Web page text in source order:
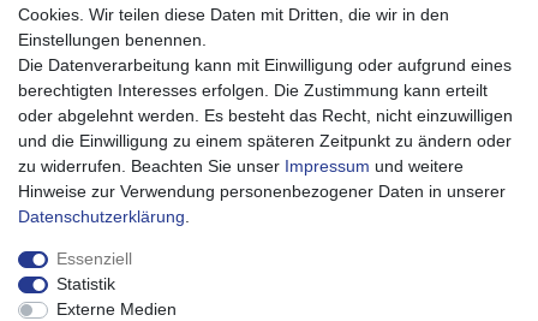
Mein Account
Registrieren
Warenkorb
Kasse
Service
Datenschutzerklärung
AGB
Barrierefreiheitserklärung
Cookies. Wir teilen diese Daten mit Dritten, die wir in den
Einstellungen benennen.
Die Datenverarbeitung kann mit Einwilligung oder aufgrund eines
berechtigten Interesses erfolgen. Die Zustimmung kann erteilt
oder abgelehnt werden. Es besteht das Recht, nicht einzuwilligen
und die Einwilligung zu einem späteren Zeitpunkt zu ändern oder
zu widerrufen. Beachten Sie unser Impressum und weitere
Hinweise zur Verwendung personenbezogener Daten in unserer
Daten­schutz­erklärung
Essenziell
Statistik
Externe Medien